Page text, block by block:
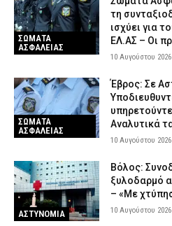
LIFE 10 Αυγούστου 2026 08:40
Φωτιά τώρα στον Κουβαρά – Ήχησε
Αγίου Στυλιανού
Στο μικροσκόπιο της ΑΑΔΕ και οι
μέσω IRIS – Τι ισχύει για
CAPITAL 10 Αυγούστου 2026 08:14
περιφέρειες για εκδήλωση
κρατικός μηχανισμός
ΕΙΔΗΣΕΙΣ 10 Αυγούστου 2026 08:01
ΣΩΜΑΤΑ
ΑΣΦΑΛΕΙΑΣ
τη
ισχύει για
ΕΛ.ΑΣ – Οι
10 Αυγούστου 2026
ΣΩΜΑΤΑ
ΑΣΦΑΛΕΙΑΣ
Έβρος: Σε
Αναλυτικά
10 Αυγούστου
ΑΣΤΥΝΟΜΙΑ
Βόλος:
ξυλοδαρμό
– «Με
10 Αυγούστου